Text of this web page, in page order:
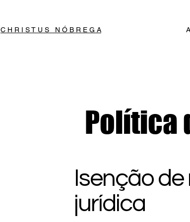
C H R I S T U S N Ó B R E G A
Política
Isenção
jurídica